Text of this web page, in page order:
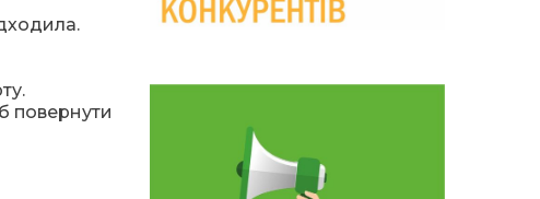
повернути
09:52
Родина Степаненків: від
квітучого прикордоння
маніпуляційбез конфліктів
«Все закінчиться, приїду